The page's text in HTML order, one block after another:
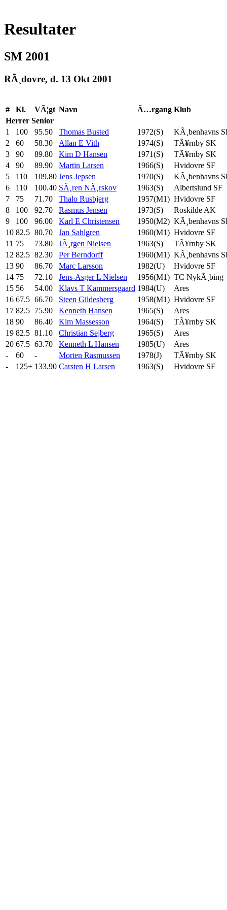
Resultater
SM 2001
RÃ¸dovre, d. 13 Okt 2001
# Kl. VÃ¦gt Navn Ã…rgang Klub
Herrer Senior
1
100 95.50 Thomas Busted 1972(S)
KÃ¸benhavns
2
60 58.30 Allan E Vith 1974(S)
TÃ¥rnby SK
3
90 89.80 Kim D Hansen 1971(S)
TÃ¥rnby SK
4
90 89.90 Martin Larsen 1966(S)
Hvidovre SF
5
110 109.80 Jens Jepsen 1970(S)
KÃ¸benhavns
6
110 100.40 SÃ¸ren NÃ¸rskov 1963(S)
Albertslund SF
7
75 71.70 Thalo Rusbjerg 1957(M1) Hvidovre SF
8
100 92.70 Rasmus Jensen 1973(S)
Roskilde AK
9
100 96.00 Karl E Christensen 1950(M2) KÃ¸benhavns
10 82.5 80.70 Jan Sahlgren 1960(M1) Hvidovre SF
11 75 73.80 JÃ¸rgen Nielsen 1963(S)
TÃ¥rnby SK
12 82.5 82.30 Per Berndorff 1960(M1) KÃ¸benhavns
13 90 86.70 Marc Larsson 1982(U)
Hvidovre SF
14 75 72.10 Jens-Asger L Nielsen 1956(M1) TC NykÃ¸bing
15 56 54.00 Klavs T Kammersgaard 1984(U)
Ares
16 67.5 66.70 Steen Gildesberg 1958(M1) Hvidovre SF
17 82.5 75.90 Kenneth Hansen 1965(S)
Ares
18 90 86.40 Kim Massesson 1964(S)
TÃ¥rnby SK
19 82.5 81.10 Christian Sejberg 1965(S)
Ares
20 67.5 63.70 Kenneth L Hansen 1985(U)
Ares
-
60 - Morten Rasmussen 1978(J)
TÃ¥rnby SK
-
125+ 133.90 Carsten H Larsen 1963(S) Hvidovre SF